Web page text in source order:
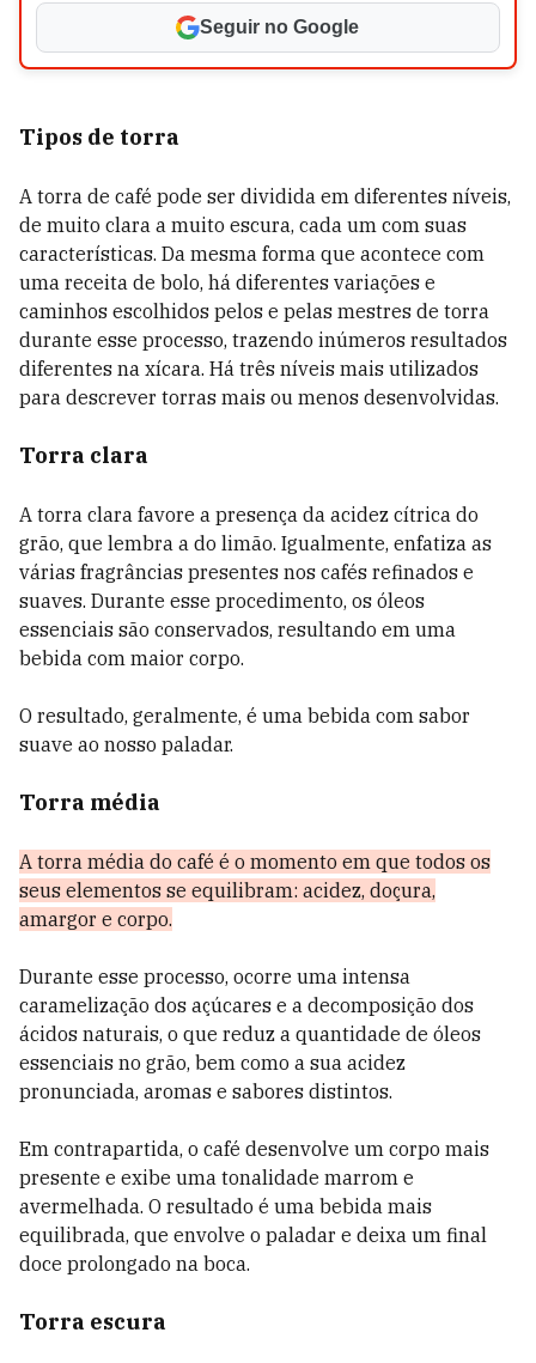
Seguir no Google
Tipos de torra
A torra de café pode ser dividida em diferentes níveis,
de muito clara a muito escura, cada um com suas
características. Da mesma forma que acontece com
uma receita de bolo, há diferentes variações e
caminhos escolhidos pelos e pelas mestres de torra
durante esse processo, trazendo inúmeros resultados
diferentes na xícara. Há três níveis mais utilizados
para descrever torras mais ou menos desenvolvidas.
Torra clara
A torra clara favore a presença da acidez cítrica do
grão, que lembra a do limão. Igualmente, enfatiza as
várias fragrâncias presentes nos cafés refinados e
suaves. Durante esse procedimento, os óleos
essenciais são conservados, resultando em uma
bebida com maior corpo.
O resultado, geralmente, é uma bebida com sabor
suave ao nosso paladar.
Torra média
A torra média do café é o momento em que todos os
seus elementos se equilibram: acidez, doçura,
amargor e corpo.
Durante esse processo, ocorre uma intensa
caramelização dos açúcares e a decomposição dos
ácidos naturais, o que reduz a quantidade de óleos
essenciais no grão, bem como a sua acidez
pronunciada, aromas e sabores distintos.
Em contrapartida, o café desenvolve um corpo mais
presente e exibe uma tonalidade marrom e
avermelhada. O resultado é uma bebida mais
equilibrada, que envolve o paladar e deixa um final
doce prolongado na boca.
Torra escura